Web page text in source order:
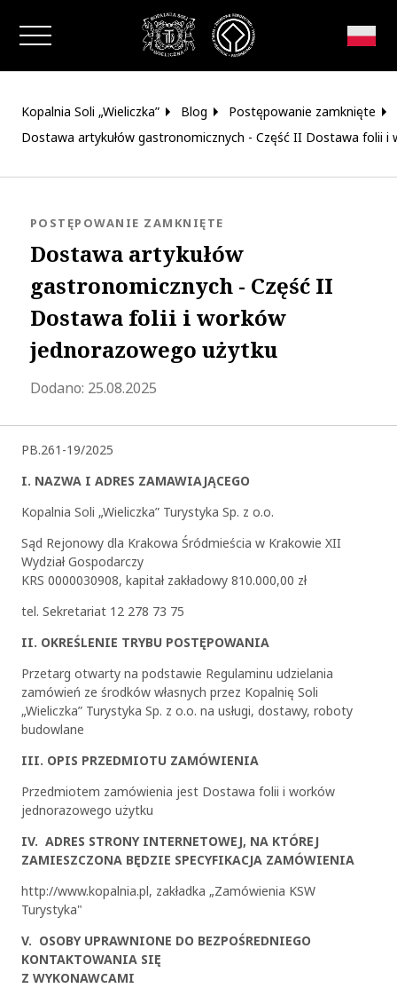
Zamknij okno
Kopalnia Soli „Wieliczka” Blog
Postępowanie zamknięte
Dostawa artykułów gastronomicznych - Część II Dostawa folii
Dostawa artykułów
gastronomicznych - Część II
Dostawa folii i worków
jednorazowego użytku
KATEGORIA:
POSTĘPOWANIE ZAMKNIĘTE
Dodano: 25.08.2025Zaktualizowano 2025-11-07 11:50:28
PB.261-19/2025
I. NAZWA I ADRES ZAMAWIAJĄCEGO
Kopalnia Soli „Wieliczka” Turystyka Sp. z o.o.
Sąd Rejonowy dla Krakowa Śródmieścia w Krakowie XII
Wydział Gospodarczy
KRS 0000030908, kapitał zakładowy 810.000,00 zł
tel. Sekretariat 12 278 73 75
II. OKREŚLENIE TRYBU POSTĘPOWANIA
Przetarg otwarty na podstawie Regulaminu udzielania
zamówień ze środków własnych przez Kopalnię Soli
„Wieliczka” Turystyka Sp. z o.o. na usługi, dostawy, roboty
budowlane
III. OPIS PRZEDMIOTU ZAMÓWIENIA
Przedmiotem zamówienia jest Dostawa folii i worków
jednorazowego użytku
IV. ADRES STRONY INTERNETOWEJ, NA KTÓREJ
ZAMIESZCZONA BĘDZIE SPECYFIKACJA ZAMÓWIENIA
http://www.kopalnia.pl, zakładka „Zamówienia KSW
Turystyka"
V. OSOBY UPRAWNIONE DO BEZPOŚREDNIEGO
KONTAKTOWANIA SIĘ
Z WYKONAWCAMI